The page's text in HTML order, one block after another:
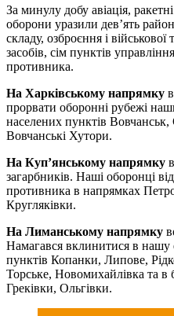
За минулу добу авіація,
оборони уразили дев’ять
складу, озброєння і
засобів, сім пунктів
противника.
На Харківському напрямку
прорвати оборонні рубежі
населених пунктів Вовчанськ,
Вовчанські Хутори.
На Куп’янському напрямку
загарбників. Наші оборонці
противника в напрямках
Кругляківки.
На Лиманському напрямку
Намагався вклинитися в
пунктів Копанки, Липове,
Торське, Новомихайлівка та в
Греківки, Ольгівки.